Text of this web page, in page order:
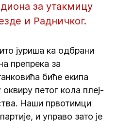
за утакмицу
и Радничког.
јуриша ка одбрани
препрека за
биће екипа
петог кола плеј-
Наши првотимци
и управо зато је